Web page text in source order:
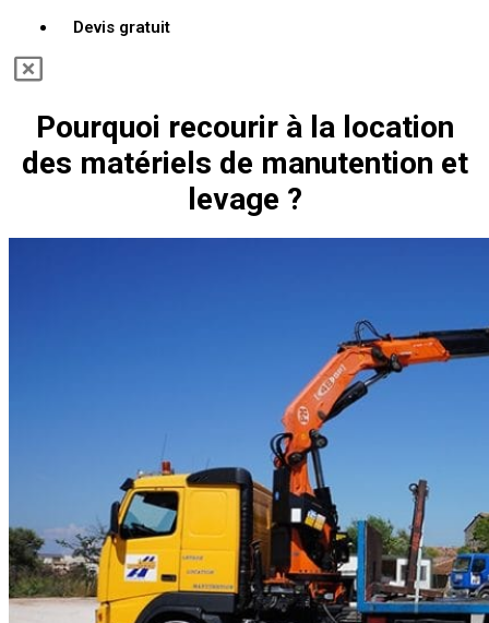
Devis gratuit
Pourquoi recourir à la location
des matériels de manutention et
levage ?